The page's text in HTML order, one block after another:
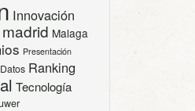
Innovación
madrid Malaga
Presentación
Ranking
Tecnología